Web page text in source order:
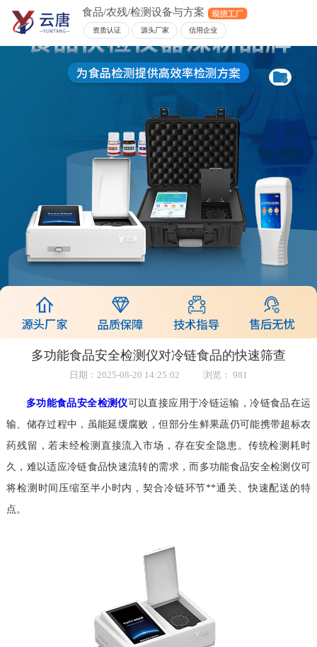
食品/农残/检测设备与方案
资质认证 源头厂家 信用企业
多功能食品安全检测仪对冷链食品的快速筛查
日期：2025-08-20 14:25:02 浏览： 981
多功能食品安全检测仪可以直接应用于冷链运输，冷链食品在运
输、储存过程中，虽能延缓腐败，但部分生鲜果蔬仍可能携带超标农
药残留，若未经检测直接流入市场，存在安全隐患。传统检测耗时
久，难以适应冷链食品快速流转的需求，而多功能食品安全检测仪可
将检测时间压缩至半小时内，契合冷链环节**通关、快速配送的特
点。